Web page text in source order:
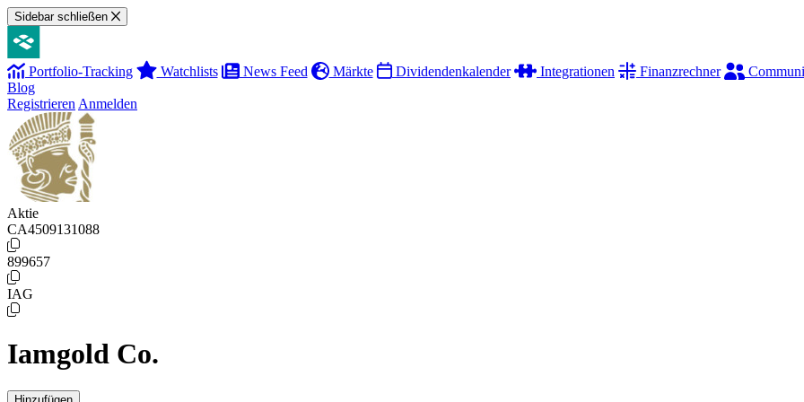
Sidebar schließen
Portfolio-Tracking Watchlists News Feed Märkte Dividendenkalender Integrationen Finanzrechner
Blog
Registrieren Anmelden
Aktie
CA4509131088
899657
IAG
Iamgold Co.